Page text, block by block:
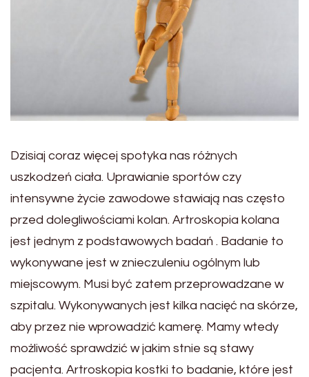
Dzisiaj coraz więcej spotyka nas różnych
uszkodzeń ciała. Uprawianie sportów czy
intensywne życie zawodowe stawiają nas często
przed dolegliwościami kolan. Artroskopia kolana
jest jednym z podstawowych badań . Badanie to
wykonywane jest w znieczuleniu ogólnym lub
miejscowym. Musi być zatem przeprowadzane w
szpitalu. Wykonywanych jest kilka nacięć na skórze,
aby przez nie wprowadzić kamerę. Mamy wtedy
możliwość sprawdzić w jakim stnie są stawy
pacjenta. Artroskopia kostki to badanie, które jest